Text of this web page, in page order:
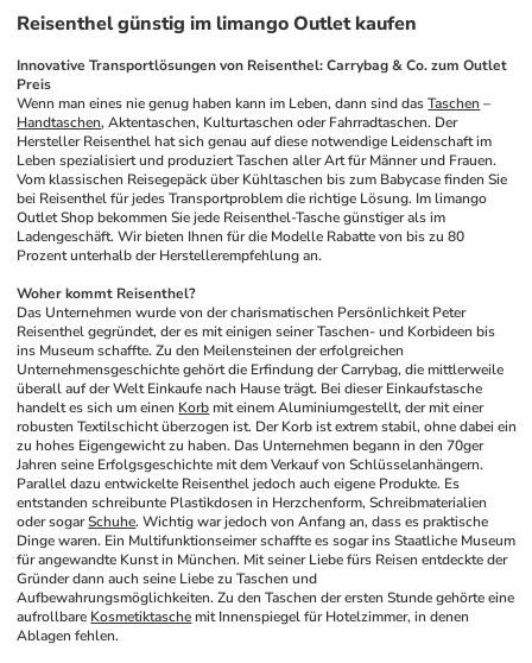
Reisenthel günstig im limango Outlet kaufen
Innovative Transportlösungen von Reisenthel: Carrybag & Co. zum Outlet
Preis
Wenn man eines nie genug haben kann im Leben, dann sind das Taschen
Handtaschen, Aktentaschen, Kulturtaschen oder Fahrradtaschen. Der
Hersteller Reisenthel hat sich genau auf diese notwendige Leidenschaft im
Leben spezialisiert und produziert Taschen aller Art für Männer und Frauen.
Vom klassischen Reisegepäck über Kühltaschen bis zum Babycase finden Sie
bei Reisenthel für jedes Transportproblem die richtige Lösung. Im limango
Outlet Shop bekommen Sie jede Reisenthel-Tasche günstiger als im
Ladengeschäft. Wir bieten Ihnen für die Modelle Rabatte von bis zu 80
Prozent unterhalb der Herstellerempfehlung an.
Woher kommt Reisenthel?
Das Unternehmen wurde von der charismatischen Persönlichkeit Peter
Reisenthel gegründet, der es mit einigen seiner Taschen- und Korbideen bis
ins Museum schaffte. Zu den Meilensteinen der erfolgreichen
Unternehmensgeschichte gehört die Erfindung der Carrybag, die mittlerweile
überall auf der Welt Einkaufe nach Hause trägt. Bei dieser Einkaufstasche
handelt es sich um einen Korb mit einem Aluminiumgestellt, der mit einer
robusten Textilschicht überzogen ist. Der Korb ist extrem stabil, ohne dabei ein
zu hohes Eigengewicht zu haben. Das Unternehmen begann in den 70ger
Jahren seine Erfolgsgeschichte mit dem Verkauf von Schlüsselanhängern.
Parallel dazu entwickelte Reisenthel jedoch auch eigene Produkte. Es
entstanden schreibunte Plastikdosen in Herzchenform, Schreibmaterialien
oder sogar Schuhe. Wichtig war jedoch von Anfang an, dass es praktische
Dinge waren. Ein Multifunktionseimer schaffte es sogar ins Staatliche Museum
für angewandte Kunst in München. Mit seiner Liebe fürs Reisen entdeckte der
Gründer dann auch seine Liebe zu Taschen und
Aufbewahrungsmöglichkeiten. Zu den Taschen der ersten Stunde gehörte eine
aufrollbare Kosmetiktasche mit Innenspiegel für Hotelzimmer, in denen
Ablagen fehlen.